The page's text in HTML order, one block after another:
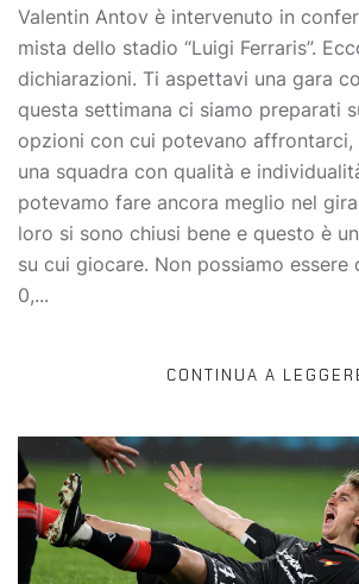
Valentin Antov è intervenuto in
mista dello stadio “Luigi Ferraris”.
dichiarazioni. Ti aspettavi una gara
questa settimana ci siamo preparati
opzioni con cui potevano affrontarci,
una squadra con qualità e
potevamo fare ancora meglio nel
loro si sono chiusi bene e questo è
su cui giocare. Non possiamo
0,...
CONTINUA A